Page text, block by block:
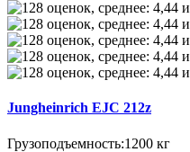
Jungheinrich EJC 212z
Грузоподъемность:1200 кг